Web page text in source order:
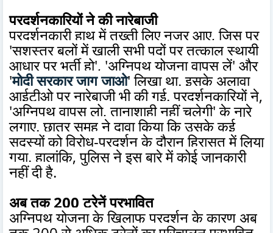
प्रदर्शनकारियों ने की नारेबाजी
प्रदर्शनकारी हाथ में तख्ती लिए नजर आए, जिस पर
'सशस्त्र बलों में खाली सभी पदों पर तत्काल स्थायी
आधार पर भर्ती हो', 'अग्निपथ योजना वापस लें' और
'मोदी सरकार जाग जाओ' लिखा था. इसके अलावा
आईटीओ पर नारेबाजी भी की गई. प्रदर्शनकारियों ने,
'अग्निपथ वापस लो, तानाशाही नहीं चलेगी' के नारे
लगाए. छात्र समूह ने दावा किया कि उसके कई
सदस्यों को विरोध-प्रदर्शन के दौरान हिरासत में लिया
गया. हालांकि, पुलिस ने इस बारे में कोई जानकारी
नहीं दी है.
अब तक 200 ट्रेनें प्रभावित
अग्निपथ योजना के खिलाफ प्रदर्शन के कारण अब